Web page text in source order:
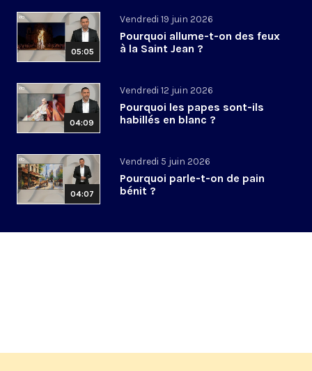
05:05
Vendredi 19 juin 2026
Pourquoi allume-t-on des feux
à la Saint Jean ?
04:09
Vendredi 12 juin 2026
Pourquoi les papes sont-ils
habillés en blanc ?
04:07
Vendredi 5 juin 2026
Pourquoi parle-t-on de pain
bénit ?